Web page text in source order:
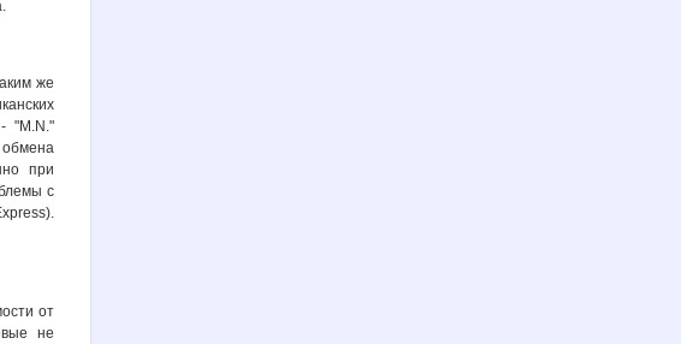
же
"M.N."
обмена
при
с
от
не